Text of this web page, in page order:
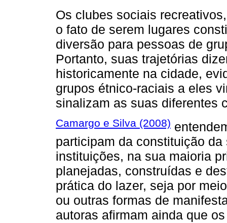
Os clubes sociais
o fato de serem lugares
diversão para pessoas de
Portanto, suas trajetórias
historicamente na cidade,
grupos étnico-raciais a eles
sinalizam as suas diferentes
Camargo e Silva (2008)
participam da constituição
instituições, na sua maioria
planejadas, construídas e
prática do lazer, seja por
ou outras formas de
autoras afirmam ainda que